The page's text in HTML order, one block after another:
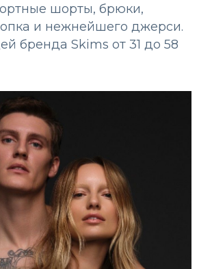
шорты, брюки,
и нежнейшего джерси.
бренда Skims от 31 до 58